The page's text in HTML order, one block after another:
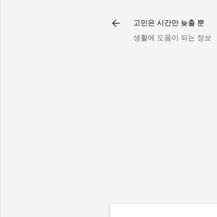
고민은 시간만 늦출 뿐
생활에 도움이 되는 정보